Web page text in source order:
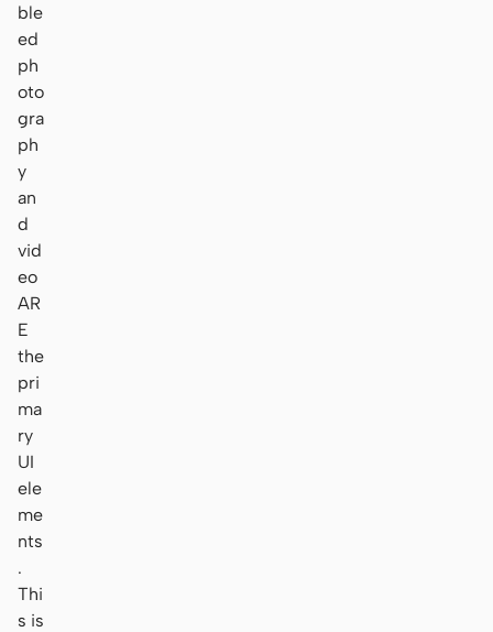
ble
ed
ph
oto
gra
ph
y
an
d
vid
eo
AR
E
the
pri
ma
ry
UI
ele
me
nts
.
Thi
s is